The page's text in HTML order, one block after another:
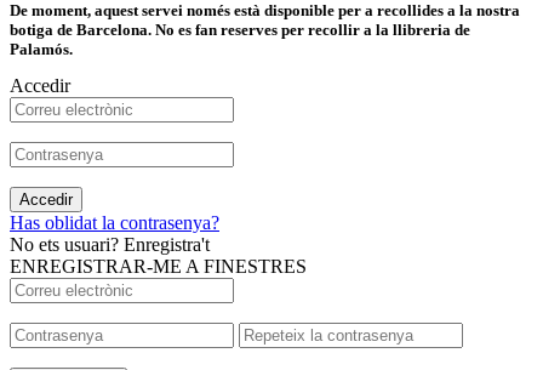
De moment, aquest servei només està disponible per a recollides a la nostra
botiga de Barcelona. No es fan reserves per recollir a la llibreria de
Palamós.
Accedir
Accedir
Has oblidat la contrasenya?
No ets usuari? Enregistra't
ENREGISTRAR-ME A FINESTRES